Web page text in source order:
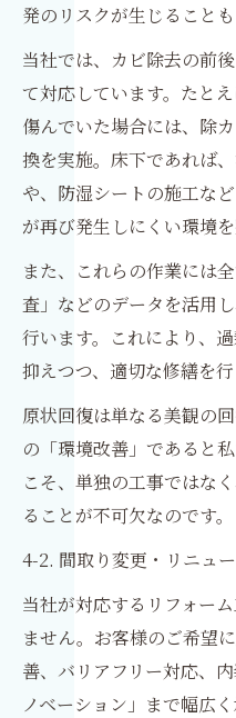
発のリスクが生じることも
当社では、カビ除去の前
て対応しています。たと
傷んでいた場合には、除
換を実施。床下であれば
や、防湿シートの施工な
が再び発生しにくい環境を
また、これらの作業には
査」などのデータを活用
行います。これにより、
抑えつつ、適切な修繕を
原状回復は単なる美観の
の「環境改善」であると
こそ、単独の工事ではな
ることが不可欠なのです。
4-2. 間取り変更・リニュ
当社が対応するリフォー
ません。お客様のご希望
善、バリアフリー対応、
ノベーション」まで幅広く